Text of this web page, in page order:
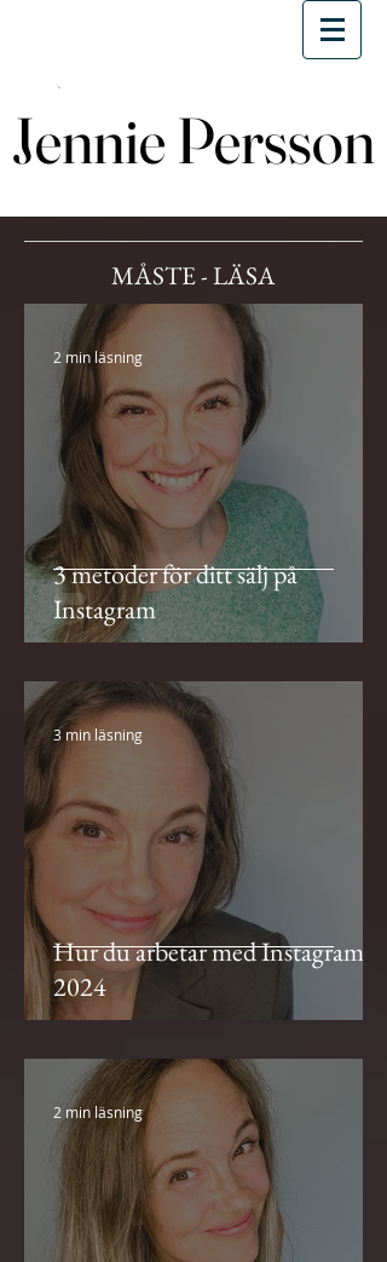
Jennie Persson
Jennie Persson
MÅSTE - LÄSA
3 metoder för ditt sälj på
Instagram
2 min läsning
Hur du arbetar med Instagram
2024
3 min läsning
2 min läsning